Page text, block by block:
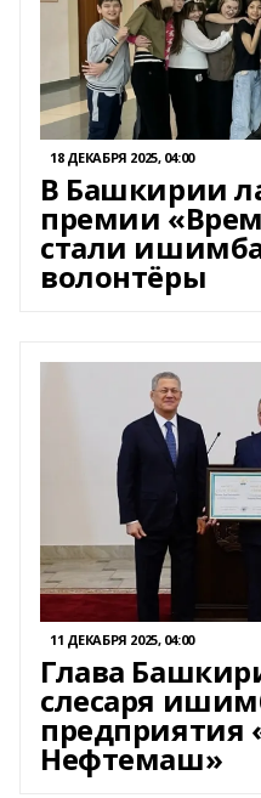
18 ДЕКАБРЯ 2025, 04:00
В Башкирии
премии
стали
волонтёры
11 ДЕКАБРЯ 2025, 04:00
Глава
слесаря
предприятия
Нефтемаш»